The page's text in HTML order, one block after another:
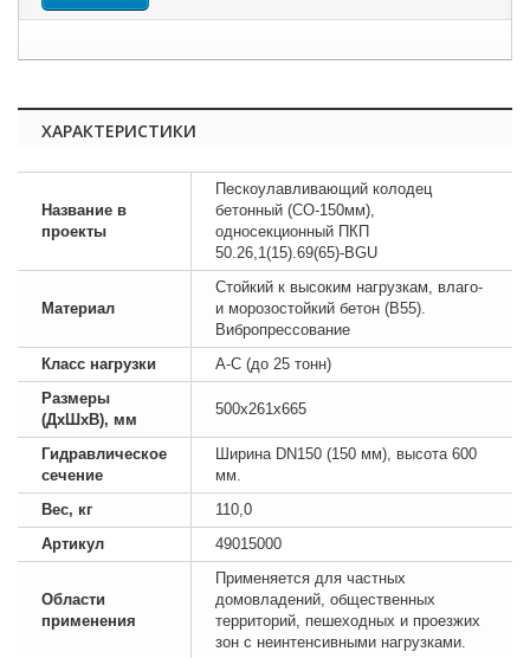
ХАРАКТЕРИСТИКИ
Название в
проекты
Пескоулавливающий колодец
бетонный (СО-150мм),
односекционный ПКП
50.26,1(15).69(65)-BGU
Материал
Стойкий к высоким нагрузкам, влаго-
и морозостойкий бетон (B55).
Вибропрессование
Класс нагрузки
А-С (до 25 тонн)
Размеры
(ДхШхВ), мм
500х261х665
Гидравлическое
сечение
Ширина DN150 (150 мм), высота 600
мм.
Вес, кг
110,0
Артикул
49015000
Области
применения
Применяется для частных
домовладений, общественных
территорий, пешеходных и проезжих
зон с неинтенсивными нагрузками.